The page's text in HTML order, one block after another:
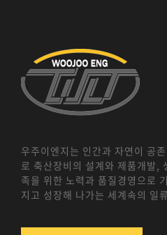
우주이엔지는 인간과 자연이 공
로 축산장비의 설계와 제품개발,
족을 위한 노력과 품질경영으로
지고 성장해 나가는 세계속의 일